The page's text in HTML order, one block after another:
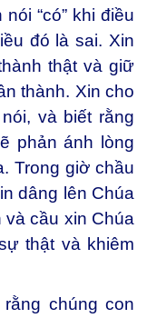
“có” khi điều
đó là sai. Xin
thật và giữ
thành. Xin cho
và biết rằng
phản ánh lòng
Trong giờ chầu
dâng lên Chúa
cầu xin Chúa
thật và khiêm
chúng con